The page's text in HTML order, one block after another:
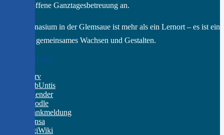
wir eine offene Ganztagesbetreuung an.
Das Gymnasium in der Glemsaue ist mehr als ein Lernort – es ist ein
Raum für gemeinsames Wachsen und Gestalten.
Wichtige Links
IServ
WebUntis
Kalender
Moodle
Krankmeldung
Mensa
DigiWiki